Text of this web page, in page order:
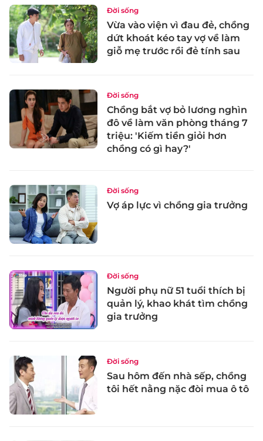
Đời sống
Vừa vào viện vì đau đẻ, chồng
dứt khoát kéo tay vợ về làm
giỗ mẹ trước rồi đẻ tính sau
Đời sống
Chồng bắt vợ bỏ lương nghìn
đô về làm văn phòng tháng 7
triệu: 'Kiếm tiền giỏi hơn
chồng có gì hay?'
Đời sống
Vợ áp lực vì chồng gia trưởng
Đời sống
Người phụ nữ 51 tuổi thích bị
quản lý, khao khát tìm chồng
gia trưởng
Đời sống
Sau hôm đến nhà sếp, chồng
tôi hết nằng nặc đòi mua ô tô